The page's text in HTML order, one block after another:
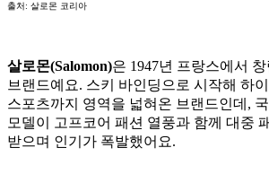
출처: 살로몬 코리아
살로몬(Salomon)은 1947년 프랑스에서
브랜드예요. 스키 바인딩으로 시작해 하
스포츠까지 영역을 넓혀온 브랜드인데,
모델이 고프코어 패션 열풍과 함께 대중
받으며 인기가 폭발했어요.